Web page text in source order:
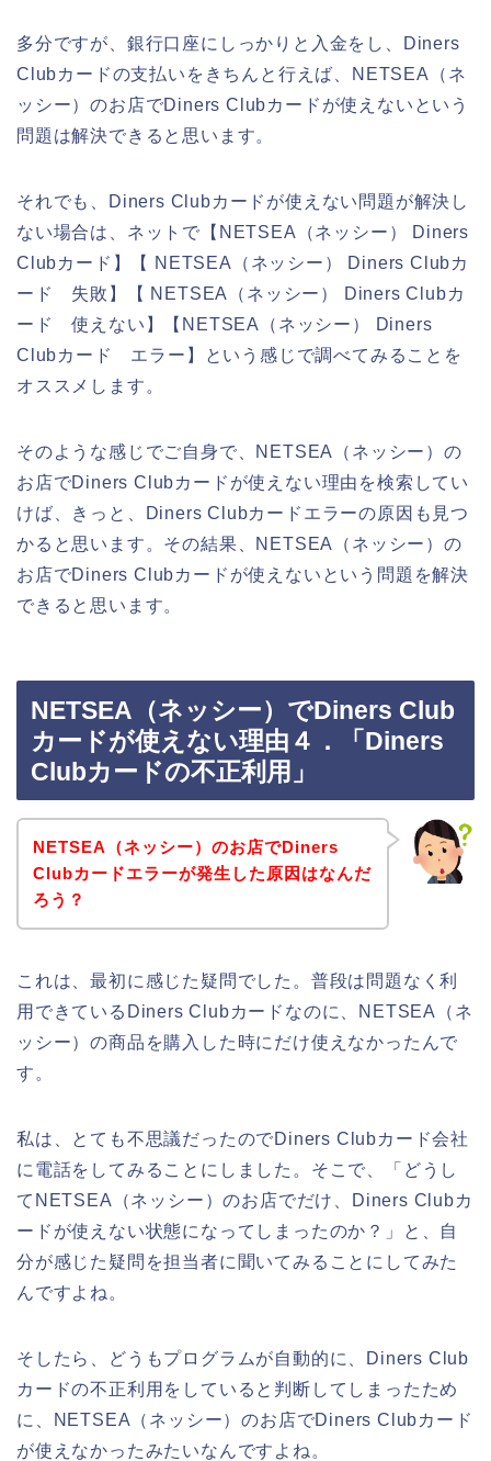
多分ですが、銀行口座にしっかりと入金をし、Diners
Clubカードの支払いをきちんと行えば、NETSEA（ネ
ッシー）のお店でDiners Clubカードが使えないという
問題は解決できると思います。
それでも、Diners Clubカードが使えない問題が解決し
ない場合は、ネットで【NETSEA（ネッシー） Diners
Clubカード】【 NETSEA（ネッシー） Diners Clubカ
ード 失敗】【 NETSEA（ネッシー） Diners Clubカ
ード 使えない】【NETSEA（ネッシー） Diners
Clubカード エラー】という感じで調べてみることを
オススメします。
そのような感じでご自身で、NETSEA（ネッシー）の
お店でDiners Clubカードが使えない理由を検索してい
けば、きっと、Diners Clubカードエラーの原因も見つ
かると思います。その結果、NETSEA（ネッシー）の
お店でDiners Clubカードが使えないという問題を解決
できると思います。
NETSEA（ネッシー）でDiners Club
カードが使えない理由４．「Diners
Clubカードの不正利用」
NETSEA（ネッシー）のお店でDiners
Clubカードエラーが発生した原因はなんだ
ろう？
これは、最初に感じた疑問でした。普段は問題なく利
用できているDiners Clubカードなのに、NETSEA（ネ
ッシー）の商品を購入した時にだけ使えなかったんで
す。
私は、とても不思議だったのでDiners Clubカード会社
に電話をしてみることにしました。そこで、「どうし
てNETSEA（ネッシー）のお店でだけ、Diners Clubカ
ードが使えない状態になってしまったのか？」と、自
分が感じた疑問を担当者に聞いてみることにしてみた
んですよね。
そしたら、どうもプログラムが自動的に、Diners Club
カードの不正利用をしていると判断してしまったため
に、NETSEA（ネッシー）のお店でDiners Clubカード
が使えなかったみたいなんですよね。